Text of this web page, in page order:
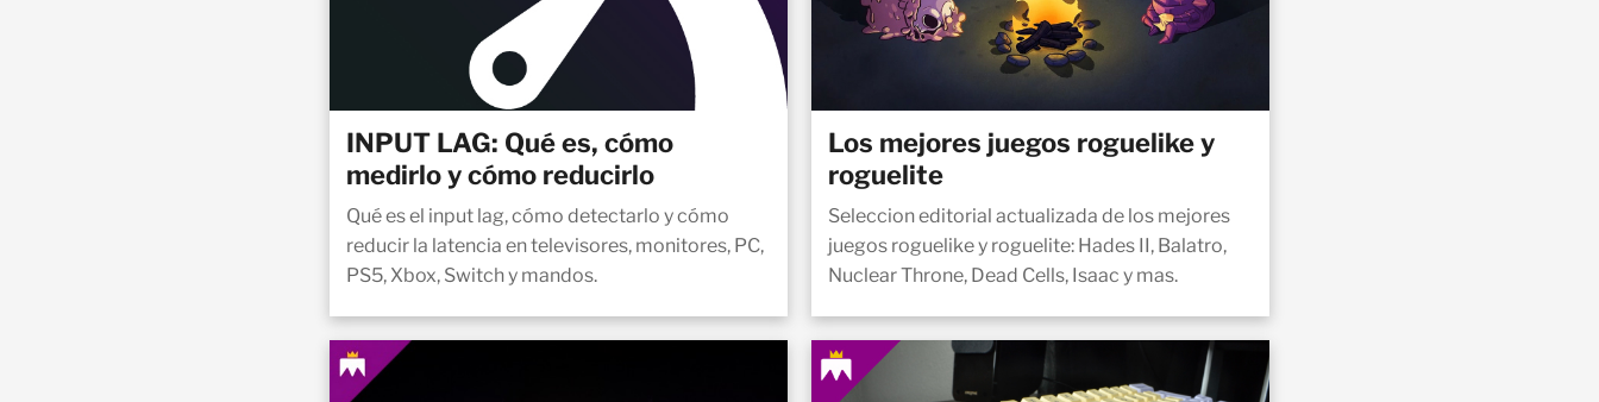
INPUT LAG: Qué es, cómo
medirlo y cómo reducirlo
Qué es el input lag, cómo detectarlo y cómo
reducir la latencia en televisores, monitores, PC,
PS5, Xbox, Switch y mandos.
Los mejores juegos roguelike y
roguelite
Seleccion editorial actualizada de los mejores
juegos roguelike y roguelite: Hades II, Balatro,
Nuclear Throne, Dead Cells, Isaac y mas.